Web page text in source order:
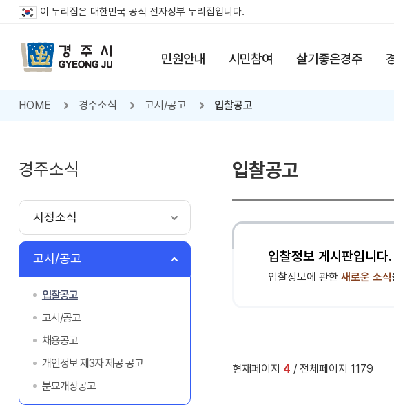
이 누리집은 대한민국 공식 전자정부 누리집입니다.
민원안내 시민참여 살기좋은경주
HOME 경주소식 고시/공고 입찰공고
경주소식
시정소식
고시/공고
입찰공고
고시/공고
채용공고
개인정보 제3자 제공 공고
분묘개장공고
입찰공고
입찰정보 게시판입니다.
입찰정보에 관한 새로운 소식
현재페이지 4 / 전체페이지 1179